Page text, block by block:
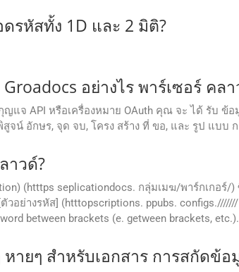
รหัสทั้ง 1D และ 2 มิติ?
อย่างไร พาร์เซอร์ คล
แจ API หรือเครื่องหมาย OAuth คุณ จะ ได้ รับ ข้
สูจน์ อักษร, จุด จบ, โครง สร้าง ที่ ขอ, และ รูป แบบ
าวด์?
(htttps seplicationdocs. กลุ่มเมฆ/พาร์กเกอร์/)
อย่างรหัส] (htttopscriptions. ppubs.
between brackets (e. getween brackets, etc.).
ายๆ สําหรับเอกสาร การสกัดข้